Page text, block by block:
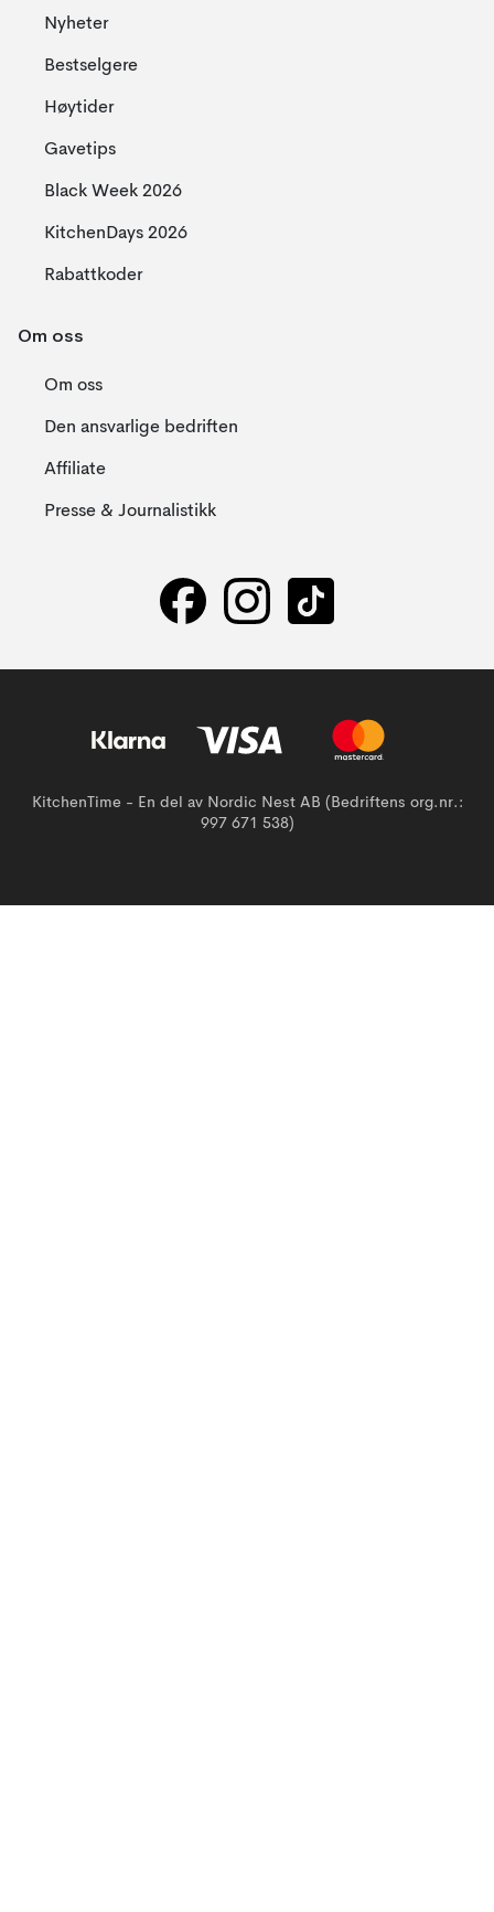
Nyheter
Bestselgere
Høytider
Gavetips
Black Week 2026
KitchenDays 2026
Rabattkoder
Om oss
Om oss
Den ansvarlige bedriften
Affiliate
Presse & Journalistikk
KitchenTime - En del av Nordic Nest AB (Bedriftens org.nr.:
997 671 538)